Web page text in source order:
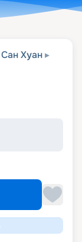
Сан Хуан